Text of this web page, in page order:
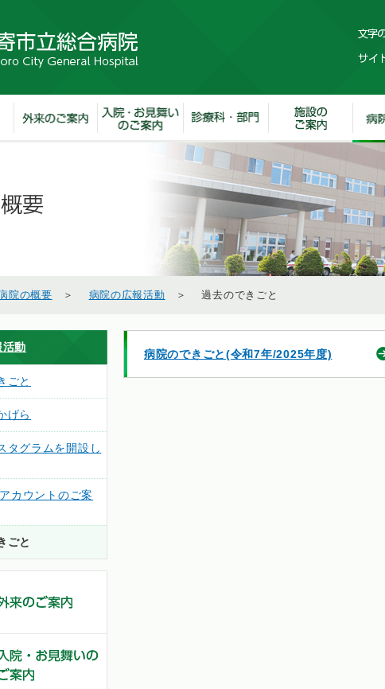
院の概要 ＞ 病院の広報活動 ＞ 過去のできごと
病院のできごと(令和7年/2025年度)
動
ごと
げら
タグラムを開設し
カウントのご案
ごと